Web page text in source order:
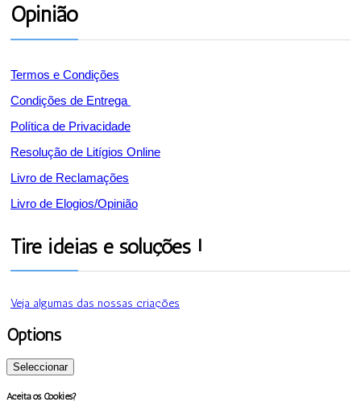
Opinião
Termos e Condições
Condições de Entrega
Política de Privacidade
Resolução de Litígios Online
Livro de Reclamações
Livro de Elogios/Opinião
Tire ideias e soluções !
Veja algumas das nossas criações
Options
Seleccionar
Aceita os Cookies?